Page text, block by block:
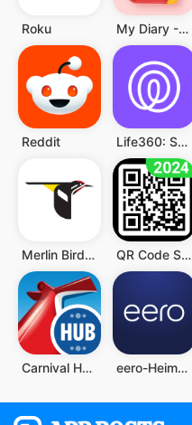
Roku My Diary - Diary With Lock
Reddit Life360: Standort teilen
Merlin Bird ID von Cornell Lab QR Code Scanner (Deutsch)
Carnival HUB eero-Heim-WLAN-System